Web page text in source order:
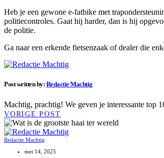
Heb je een gewone e-fatbike met
politiecontroles. Gaat hij harder, dan is hij
de politie.
Ga naar een erkende fietsenzaak of dealer die
Post written by: Redactie Machtig
Machtig, prachtig! We geven je interessante top
VORIGE POST
Redactie Machtig
mei 14, 2025